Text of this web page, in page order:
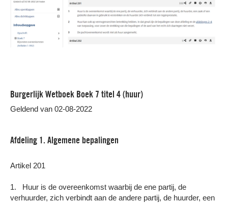
Burgerlijk Wetboek Boek 7 titel 4 (huur)
Geldend van 02-08-2022
Afdeling 1. Algemene bepalingen
Artikel 201
1. Huur is de overeenkomst waarbij de ene partij, de
verhuurder, zich verbindt aan de andere partij, de huurder, een